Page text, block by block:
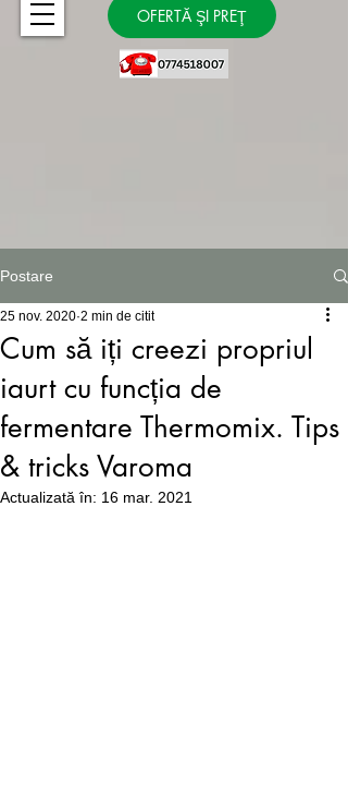
OFERTĂ ŞI PREŢ
Postare
Cum să iți creezi propriul
iaurt cu funcția de
fermentare Thermomix. Tips
& tricks Varoma
25 nov. 2020 2 min de citit
Actualizată în: 16 mar. 2021